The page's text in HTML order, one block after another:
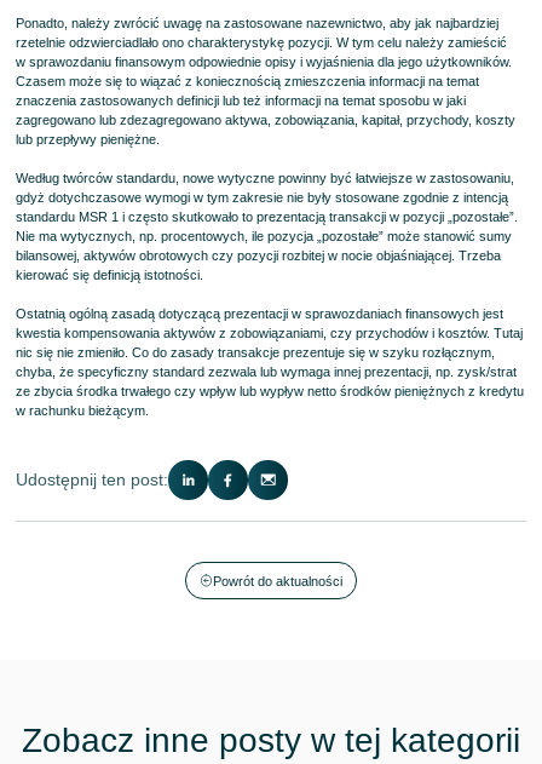
Ponadto, należy zwrócić uwagę na zastosowane nazewnictwo, aby jak najbardziej
rzetelnie odzwierciadlało ono charakterystykę pozycji. W tym celu należy zamieścić
w sprawozdaniu finansowym odpowiednie opisy i wyjaśnienia dla jego użytkowników.
Czasem może się to wiązać z koniecznością zmieszczenia informacji na temat
znaczenia zastosowanych definicji lub też informacji na temat sposobu w jaki
zagregowano lub zdezagregowano aktywa, zobowiązania, kapitał, przychody, koszty
lub przepływy pieniężne.
Według twórców standardu, nowe wytyczne powinny być łatwiejsze w zastosowaniu,
gdyż dotychczasowe wymogi w tym zakresie nie były stosowane zgodnie z intencją
standardu MSR 1 i często skutkowało to prezentacją transakcji w pozycji „pozostałe”.
Nie ma wytycznych, np. procentowych, ile pozycja „pozostałe” może stanowić sumy
bilansowej, aktywów obrotowych czy pozycji rozbitej w nocie objaśniającej. Trzeba
kierować się definicją istotności.
Ostatnią ogólną zasadą dotyczącą prezentacji w sprawozdaniach finansowych jest
kwestia kompensowania aktywów z zobowiązaniami, czy przychodów i kosztów. Tutaj
nic się nie zmieniło. Co do zasady transakcje prezentuje się w szyku rozłącznym,
chyba, że specyficzny standard zezwala lub wymaga innej prezentacji, np. zysk/strat
ze zbycia środka trwałego czy wpływ lub wypływ netto środków pieniężnych z kredytu
w rachunku bieżącym.
Udostępnij ten post:
Powrót do aktualności
Zobacz inne posty w tej kategorii